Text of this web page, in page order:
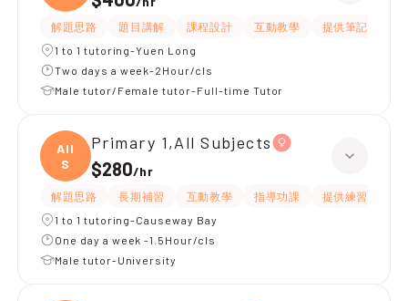
解題思路 題目講解 課程設計 互動教學 提供筆記
1 to 1 tutoring-Yuen Long
Two days a week-2Hour/cls
Male tutor/Female tutor-Full-time Tutor
All
S
Primary 1,All Subjects
$280/hr
解題思路 長期補習 互動教學 指導功課
提供練習題/試題
1 to 1 tutoring-Causeway Bay
One day a week -1.5Hour/cls
Male tutor-University